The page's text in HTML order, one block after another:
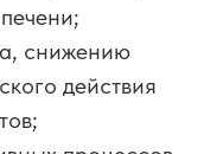
снижению
действия